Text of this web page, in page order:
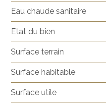
Eau chaude sanitaire
Etat du bien
Surface terrain
Surface habitable
Surface utile